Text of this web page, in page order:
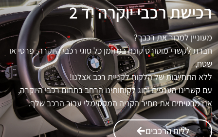
רכישת רכבי יוקרה יד 2
מעוניין למכור את רכבך?
חברת לקשרי מוטורס קונה במזומן כל סוגי רכבי היוקרה, פרטי או
שטח,
ללא התחייבות של הלקוח לקניית רכב אצלנו!
עם קשרינו הענפים וחוג לקוחותינו הרחב בתחום רכבי היוקרה,
אנו מבטיחים את מחיר הקניה המקסימלי עבור הרכב שלך.
ללוח הרכבים